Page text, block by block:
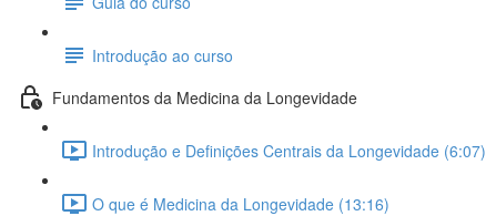
Introdução ao curso
Fundamentos da Medicina da Longevidade
Introdução e Definições Centrais da Longevidade (6:07)
O que é Medicina da Longevidade (13:16)